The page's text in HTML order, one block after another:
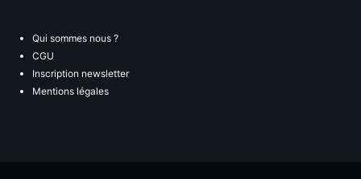
Qui sommes nous ?
CGU
Inscription newsletter
Mentions légales